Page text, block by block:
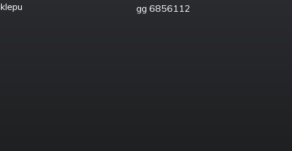
gg 6856112